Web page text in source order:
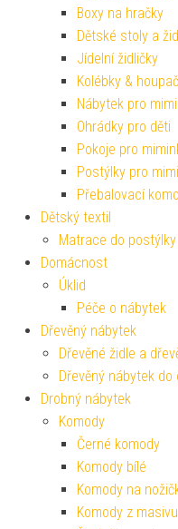
Boxy na hračky
Dětské stoly a
Jídelní židličky
Kolébky &
Nábytek pro
Ohrádky pro děti
Pokoje pro
Postýlky pro
Přebalovací
Dětský textil
Matrace do postýlky
Domácnost
Úklid
Péče o nábytek
Dřevěný nábytek
Dřevěné židle a
Dřevěný nábytek do
Drobný nábytek
Komody
Černé komody
Komody bílé
Komody na
Komody z masivu